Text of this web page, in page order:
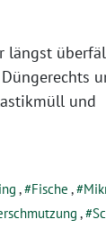
längst
und
, Fische ,
,